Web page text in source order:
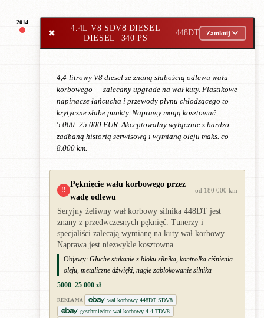
2014
✖
4.4L V8 SDV8 DIESEL
DIESEL· 340 PS
448DT Zamknij
4,4-litrowy V8 diesel ze znaną słabością odlewu wału
korbowego — zalecany upgrade na wał kuty. Plastikowe
napinacze łańcucha i przewody płynu chłodzącego to
krytyczne słabe punkty. Naprawy mogą kosztować
5.000–25.000 EUR. Akceptowalny wyłącznie z bardzo
zadbaną historią serwisową i wymianą oleju maks. co
8.000 km.
!!
Pęknięcie wału korbowego przez
wadę odlewu
od 180 000 km
Seryjny żeliwny wał korbowy silnika 448DT jest
znany z przedwczesnych pęknięć. Tunerzy i
specjaliści zalecają wymianę na kuty wał korbowy.
Naprawa jest niezwykle kosztowna.
Objawy: Głuche stukanie z bloku silnika, kontrolka ciśnienia
oleju, metaliczne dźwięki, nagłe zablokowanie silnika
5000–25 000 zł
REKLAMA
wał korbowy 448DT SDV8
geschmiedete wał korbowy 4.4 TDV8